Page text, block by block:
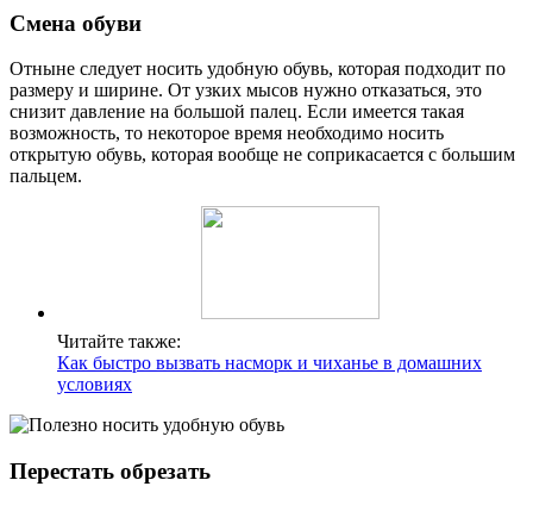
Смена обуви
Отныне следует носить удобную обувь, которая подходит по
размеру и ширине. От узких мысов нужно отказаться, это
снизит давление на большой палец. Если имеется такая
возможность, то некоторое время необходимо носить
открытую обувь, которая вообще не соприкасается с большим
пальцем.
Читайте также:
Как быстро вызвать насморк и чиханье в домашних
условиях
Перестать обрезать